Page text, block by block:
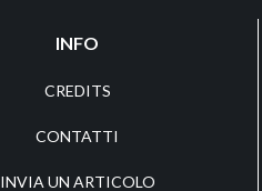
INFO
CREDITS
CONTATTI
INVIA UN ARTICOLO